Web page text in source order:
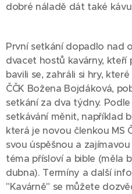
dobré náladě dát také
První setkání dopadlo nad
dvacet hostů kavárny, kteří
bavili se, zahráli si hry,
ČČK Božena Bojdáková,
setkání za dva týdny.
setkávání měnit, například
která je novou členkou MS
svou úspěšnou a
téma přísloví a bible (měla
dubna). Termíny a další
"Kavárně" se můžete